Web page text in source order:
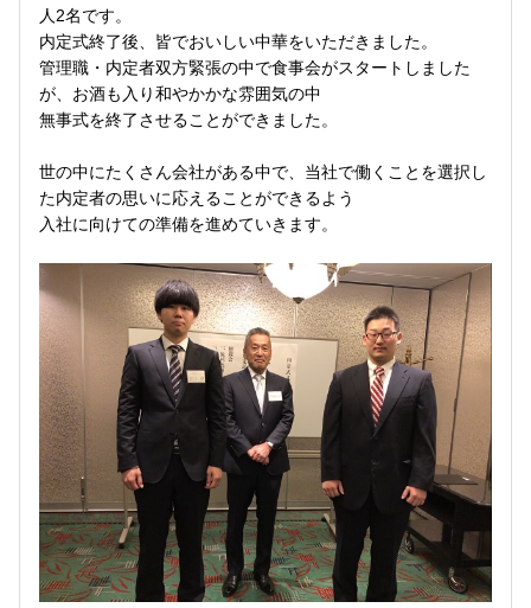
人2名です。
内定式終了後、皆でおいしい中華をいただきました。
管理職・内定者双方緊張の中で食事会がスタートしました
が、お酒も入り和やかかな雰囲気の中
無事式を終了させることができました。
世の中にたくさん会社がある中で、当社で働くことを選択し
た内定者の思いに応えることができるよう
入社に向けての準備を進めていきます。